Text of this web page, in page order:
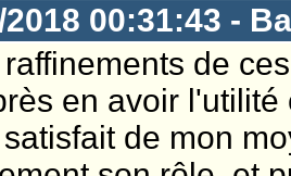
2018 00:31:43 -
de
en avoir
de mon